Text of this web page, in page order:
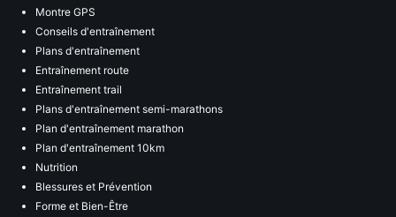
Montre GPS
Conseils d'entraînement
Plans d'entraînement
Entraînement route
Entraînement trail
Plans d'entraînement semi-marathons
Plan d'entraînement marathon
Plan d'entraînement 10km
Nutrition
Blessures et Prévention
Forme et Bien-Être